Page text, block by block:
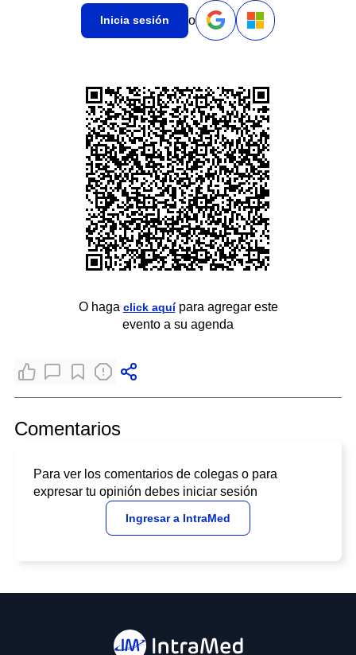
Inicia sesión o
O haga click aquípara agregar este
evento a su agenda
Comentarios
Para ver los comentarios de colegas o para
expresar tu opinión debes iniciar sesión
Ingresar a IntraMed